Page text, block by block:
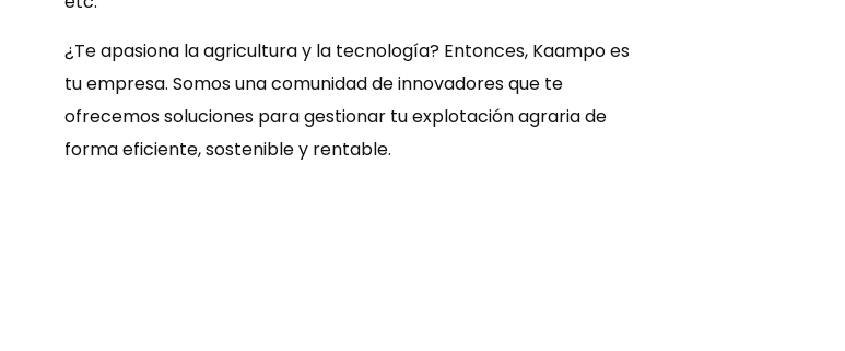
¿Te apasiona la agricultura y la tecnología? Entonces, Kaampo es
tu empresa. Somos una comunidad de innovadores que te
ofrecemos soluciones para gestionar tu explotación agraria de
forma eficiente, sostenible y rentable.